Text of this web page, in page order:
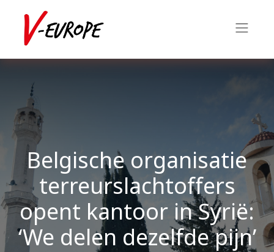
Belgische organisatie
terreurslachtoffers
opent kantoor in Syrië:
‘We delen dezelfde pijn’